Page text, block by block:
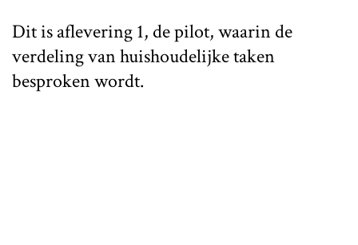
Dit is aflevering 1, de pilot, waarin de
verdeling van huishoudelijke taken
besproken wordt.